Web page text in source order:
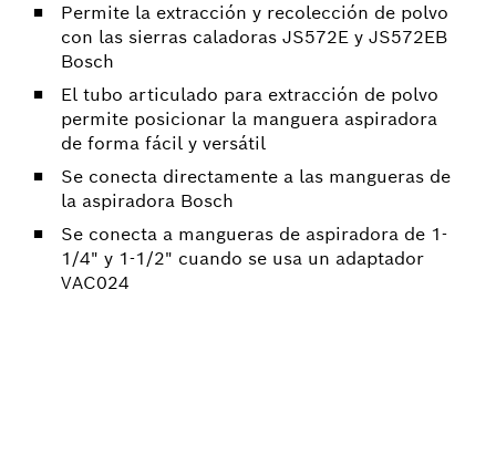
Permite la extracción y recolección de polvo
con las sierras caladoras JS572E y JS572EB
Bosch
El tubo articulado para extracción de polvo
permite posicionar la manguera aspiradora
de forma fácil y versátil
Se conecta directamente a las mangueras de
la aspiradora Bosch
Se conecta a mangueras de aspiradora de 1-
1/4" y 1-1/2" cuando se usa un adaptador
VAC024